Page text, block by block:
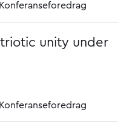
Konferanseforedrag
unity under
Konferanseforedrag